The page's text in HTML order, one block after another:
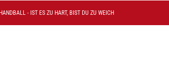
- IST ES ZU HART, BIST DU ZU WEICH